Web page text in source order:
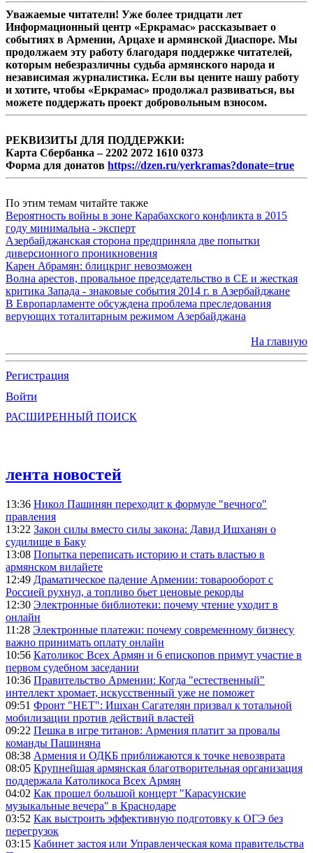
Уважаемые читатели! Уже более тридцати лет
Информационный центр «Еркрамас» рассказывает о
событиях в Армении, Арцахе и армянской Диаспоре. Мы
продолжаем эту работу благодаря поддержке читателей,
которым небезразличны судьба армянского народа и
независимая журналистика. Если вы цените нашу работу
и хотите, чтобы «Еркрамас» продолжал развиваться, вы
можете поддержать проект добровольным взносом.
РЕКВИЗИТЫ ДЛЯ ПОДДЕРЖКИ:
Карта Сбербанка – 2202 2072 1610 0373
Форма для донатов https://dzen.ru/yerkramas?donate=true
По этим темам читайте также
Вероятность войны в зоне Карабахского конфликта в 2015
году минимальна - эксперт
Азербайджанская сторона предприняла две попытки
диверсионного проникновения
Карен Абрамян: блицкриг невозможен
Волна арестов, провальное председательство в СЕ и жесткая
критика Запада - знаковые события 2014 г. в Азербайджане
В Европарламенте обсуждена проблема преследования
верующих тоталитарным режимом Азербайджана
На главную
Регистрация
Войти
РАСШИРЕННЫЙ ПОИСК
лента новостей
13:36 Никол Пашинян переходит к формуле "вечного"
правления
13:22 Закон силы вместо силы закона: Давид Ишханян о
судилище в Баку
13:08 Попытка переписать историю и стать властью в
армянском вилайете
12:49 Драматическое падение Армении: товарооборот с
Россией рухнул, а топливо бьет ценовые рекорды
12:30 Электронные библиотеки: почему чтение уходит в
онлайн
11:28 Электронные платежи: почему современному бизнесу
важно принимать оплату онлайн
10:56 Католикос Всех Армян и 6 епископов примут участие в
первом судебном заседании
10:36 Правительство Армении: Когда "естественный"
интеллект хромает, искусственный уже не поможет
09:51 Фронт "НЕТ": Ишхан Сагателян призвал к тотальной
мобилизации против действий властей
09:22 Пешка в игре титанов: Армения платит за провалы
команды Пашиняна
08:38 Армения и ОДКБ приближаются к точке невозврата
08:05 Крупнейшая армянская благотворительная организация
поддержала Католикоса Всех Армян
04:02 Как прошел большой концерт "Карасунские
музыкальные вечера" в Краснодаре
03:52 Как выстроить эффективную подготовку к ОГЭ без
перегрузок
03:15 Кабинет застоя или Управленческая кома правительства